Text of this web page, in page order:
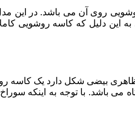
روشویی روی آن می باشد. در
دلیل که کاسه روشویی
باشد. با توجه به اینکه